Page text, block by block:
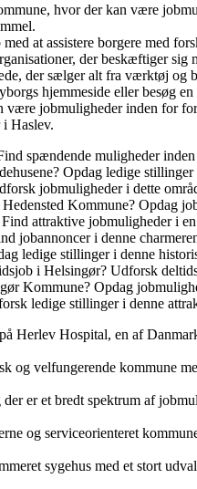
hvor der kan være
at assistere borgere med
der beskæftiger sig
der sælger alt fra værktøj og
hjemmeside eller besøg
jobmuligheder inden for
Haslev.
spændende muligheder
Opdag ledige
jobmuligheder i dette
Kommune? Opdag
attraktive jobmuligheder i
jobannoncer i denne
ledige stillinger i denne
i Helsingør? Udforsk
Kommune? Opdag
ledige stillinger i denne
Herlev Hospital, en af
og velfungerende kommune
er et bredt spektrum af
og serviceorienteret
sygehus med et stort